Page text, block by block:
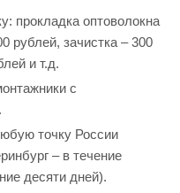
прокладка оптоволокна
рублей, зачистка – 300
и т.д.
с
точку России
– в течение
десяти дней).